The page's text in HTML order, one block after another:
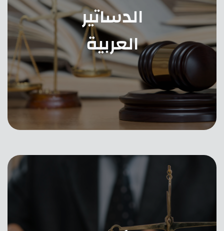
الدساتير
العربية